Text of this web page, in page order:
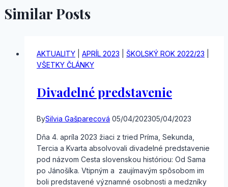
Similar Posts
AKTUALITY APRÍL 2023 ŠKOLSKÝ ROK 2022/23
VŠETKY ČLÁNKY
Divadelné predstavenie
BySilvia Gašparecová 05/04/202305/04/2023
Dňa 4. apríla 2023 žiaci z tried Príma, Sekunda,
Tercia a Kvarta absolvovali divadelné predstavenie
pod názvom Cesta slovenskou históriou: Od Sama
po Jánošíka. Vtipným a zaujímavým spôsobom im
boli predstavené významné osobnosti a medzníky